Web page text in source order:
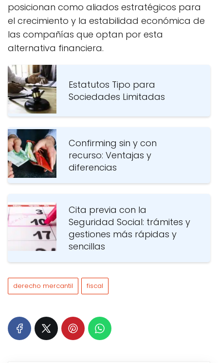
posicionan como aliados estratégicos para
el crecimiento y la estabilidad económica de
las compañías que optan por esta
alternativa financiera.
Estatutos Tipo para
Sociedades Limitadas
Confirming sin y con
recurso: Ventajas y
diferencias
Cita previa con la
Seguridad Social: trámites y
gestiones más rápidas y
sencillas
derecho mercantil fiscal